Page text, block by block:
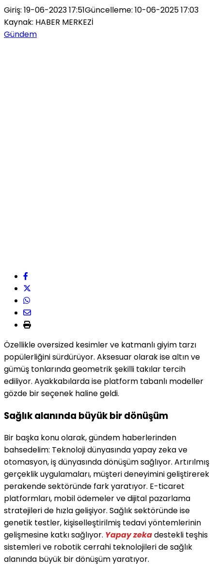
Giriş: 19-06-2023 17:51Güncelleme: 10-06-2025 17:03
Kaynak: HABER MERKEZİ
Gündem
Özellikle oversized kesimler ve katmanlı giyim tarzı
popülerliğini sürdürüyor. Aksesuar olarak ise altın ve
gümüş tonlarında geometrik şekilli takılar tercih
ediliyor. Ayakkabılarda ise platform tabanlı modeller
gözde bir seçenek haline geldi.
Sağlık alanında büyük bir dönüşüm
Bir başka konu olarak, gündem haberlerinden
bahsedelim: Teknoloji dünyasında yapay zeka ve
otomasyon, iş dünyasında dönüşüm sağlıyor. Artırılmış
gerçeklik uygulamaları, müşteri deneyimini geliştirerek
perakende sektöründe fark yaratıyor. E-ticaret
platformları, mobil ödemeler ve dijital pazarlama
stratejileri de hızla gelişiyor. Sağlık sektöründe ise
genetik testler, kişiselleştirilmiş tedavi yöntemlerinin
gelişmesine katkı sağlıyor. Yapay zekadestekli teşhis
sistemleri ve robotik cerrahi teknolojileri de sağlık
alanında büyük bir dönüşüm yaratıyor.